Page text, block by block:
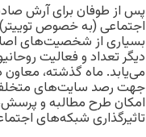
پس از طوفان برای آرش
اجتماعی (به خصوص
بسیاری از شخصیت‌های
دیگر تعداد و فعالیت
امکان طرح مطالبه و
تاثیرگذاری شبکه‌های